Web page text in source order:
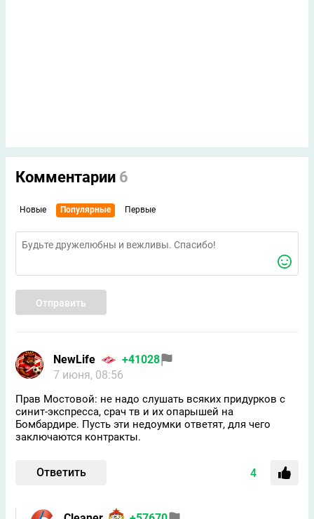
Комментарии 6
Новые Популярные Первые
Отправить
NewLife
+41028
7 июня, 08:56
Прав Мостовой: не надо слушать всяких придурков с
синит-экспресса, срач тв и их опарышей на
Бомбардире. Пусть эти недоумки ответят, для чего
заключаются контракты.
Ответить 4